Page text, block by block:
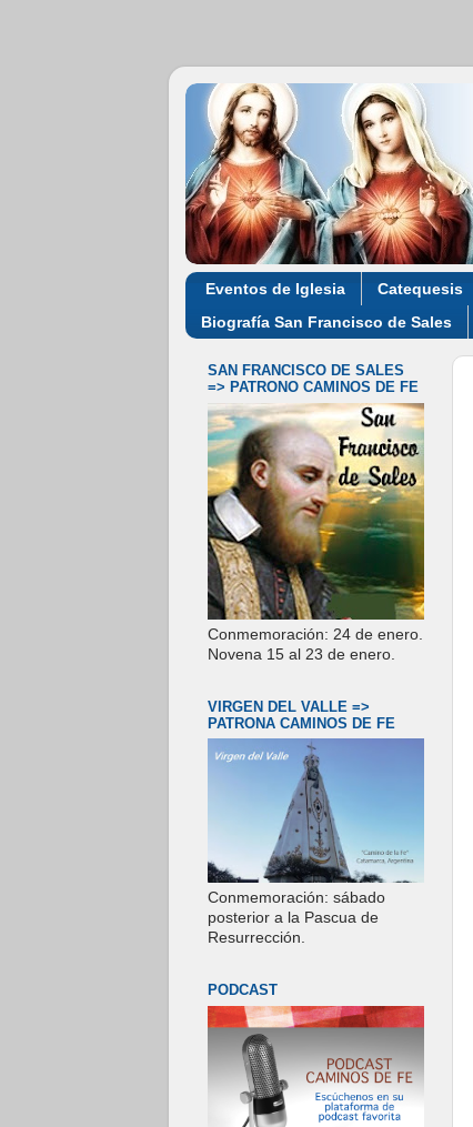
Eventos de Iglesia Catequesis
Biografía San Francisco de Sales
SAN FRANCISCO DE SALES
=> PATRONO CAMINOS DE FE
Conmemoración: 24 de enero.
Novena 15 al 23 de enero.
VIRGEN DEL VALLE =>
PATRONA CAMINOS DE FE
Conmemoración: sábado
posterior a la Pascua de
Resurrección.
PODCAST